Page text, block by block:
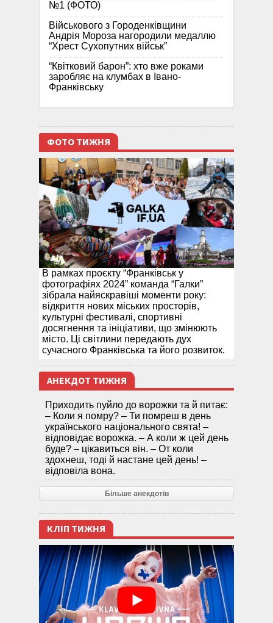
№1 (ФОТО)
Військового з Городенківщини
Андрія Мороза нагородили медаллю
“Хрест Сухопутних військ”
“Квітковий барон”: хто вже роками
заробляє на клумбах в Івано-
Франківську
ФОТО ТИЖНЯ
В рамках проєкту “Франківськ у
фотографіях 2024” команда “Галки”
зібрала найяскравіші моменти року:
відкриття нових міських просторів,
культурні фестивалі, спортивні
досягнення та ініціативи, що змінюють
місто. Ці світлини передають дух
сучасного Франківська та його розвиток.
АНЕКДОТ ТИЖНЯ
Приходить пуйло до ворожки та й питає:
– Коли я помру? – Ти помреш в день
українського національного свята! –
відповідає ворожка. – А коли ж цей день
буде? – цікавиться він. – От коли
здохнеш, тоді й настане цей день! –
відповіла вона.
Більше анекдотів
КЛІП ТИЖНЯ